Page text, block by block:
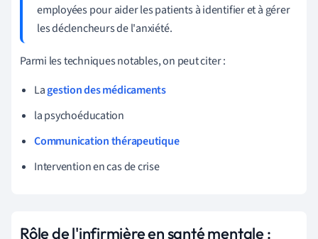
employées pour aider les patients à identifier et à gérer
les déclencheurs de l'anxiété.
Parmi les techniques notables, on peut citer :
Lagestion des médicaments
la psychoéducation
Communication thérapeutique
Intervention en cas de crise
Rôle de l'infirmière en santé mentale :